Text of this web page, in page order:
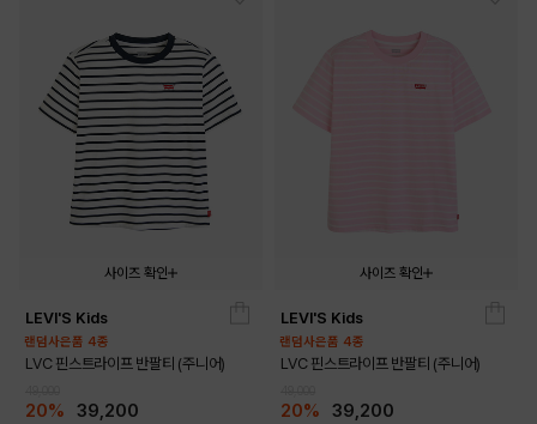
사이즈 확인
140
LEVI'S Kids
랜덤사은품 4종
LVC 핀스트라이프 반팔티 (주니어)
20% 39,200
사이즈 확인
140
LEVI'S Kids
랜덤사은품 4종
LVC 핀스트라이프 반팔티 (주니어)
20% 39,200